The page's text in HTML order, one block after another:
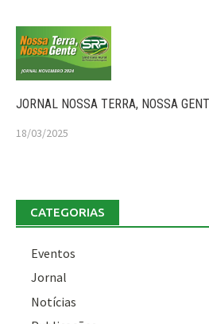
JORNAL NOSSA TERRA, NOSSA
18/03/2025
CATEGORIAS
Eventos
Jornal
Notícias